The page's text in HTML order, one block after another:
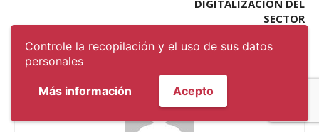
Controle la recopilación y el uso de sus datos
personales
Más información Acepto
DIGITALIZACIÓN DEL
SECTOR